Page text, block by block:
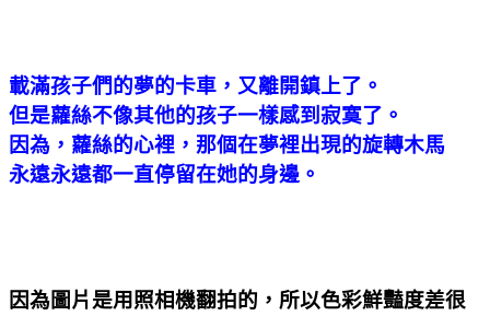
載滿孩子們的夢的卡車，又離開鎮上了。
但是蘿絲不像其他的孩子一樣感到寂寞了。
因為，蘿絲的心裡，那個在夢裡出現的旋轉木馬
永遠永遠都一直停留在她的身邊。
因為圖片是用照相機翻拍的，所以色彩鮮豔度差很